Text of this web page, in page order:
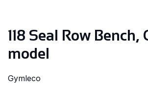
118 Seal Row Bench,
model
Gymleco